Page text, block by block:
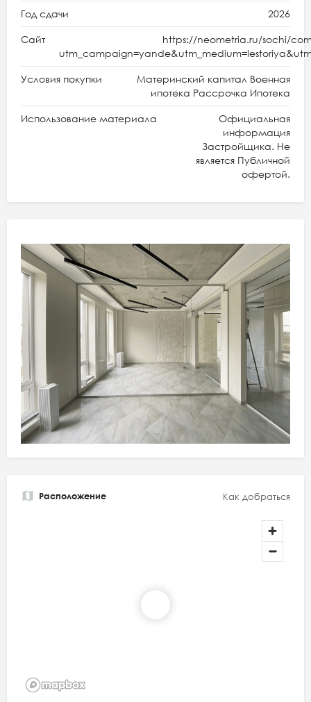
Год сдачи 2026
Сайт
https://neometria.ru/sochi/
Условия покупки
Материнский капитал Военная
ипотека Рассрочка Ипотека
Использование материала
Официальная
информация
Застройщика. Не
является Публичной
офертой.
Расположение Как добраться